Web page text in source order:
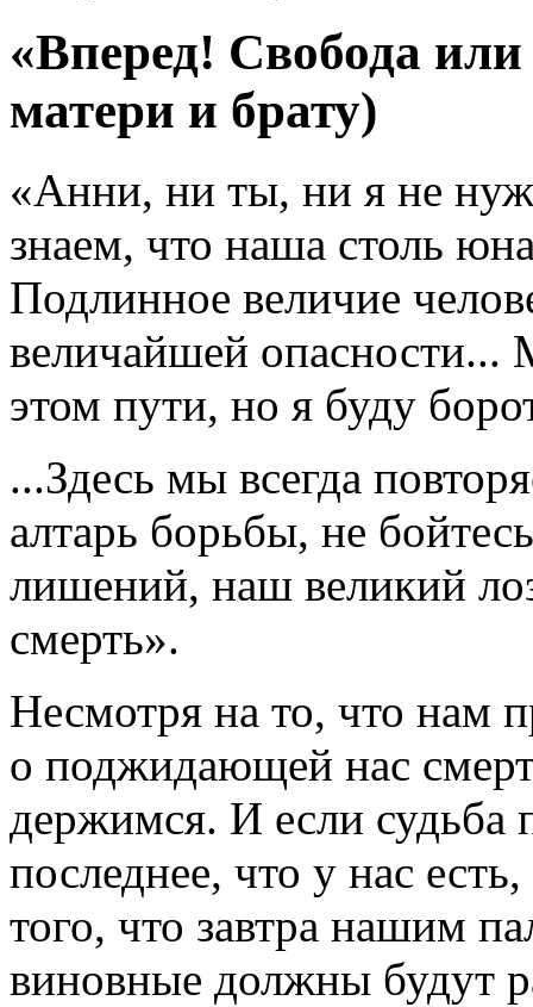
«Вперед! Свобода
матери и брату)
«Анни, ни ты, ни я не
знаем, что наша столь
Подлинное величие
величайшей опасности...
этом пути, но я буду
...Здесь мы всегда
алтарь борьбы, не
лишений, наш великий
смерть».
Несмотря на то, что нам
о поджидающей нас
держимся. И если судьба
последнее, что у нас
того, что завтра нашим
виновные должны будут